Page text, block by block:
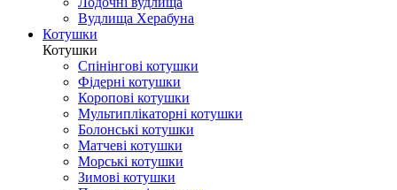
Вудлища Херабуна
Котушки
Котушки
Спінінгові котушки
Фідерні котушки
Коропові котушки
Мультиплікаторні котушки
Болонські котушки
Матчеві котушки
Морські котушки
Зимові котушки